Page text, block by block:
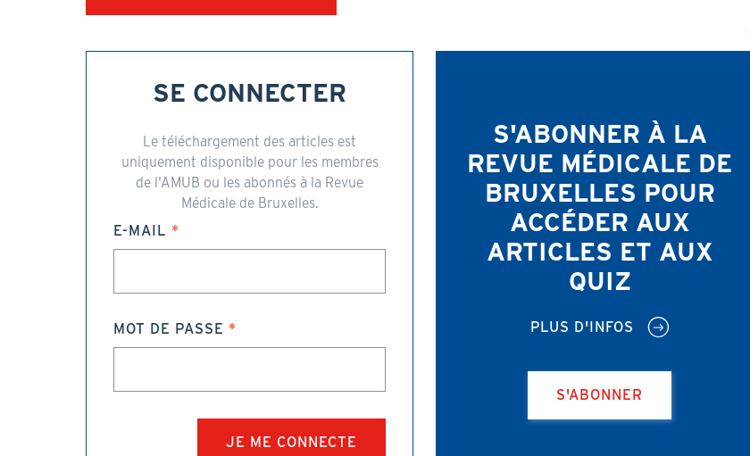
SE CONNECTER
Le téléchargement des articles est
uniquement disponible pour les membres
de l'AMUB ou les abonnés à la Revue
Médicale de Bruxelles.
E-MAIL
MOT DE PASSE
S'ABONNER À LA
REVUE MÉDICALE DE
BRUXELLES POUR
ACCÉDER AUX
ARTICLES ET AUX
QUIZ
PLUS D'INFOS
S'ABONNER